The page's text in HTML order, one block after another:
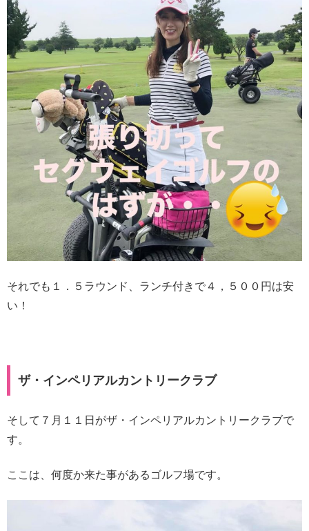
それでも１．５ラウンド、ランチ付きで４，５００円は安
い！
ザ・インペリアルカントリークラブ
そして７月１１日がザ・インペリアルカントリークラブで
す。
ここは、何度か来た事があるゴルフ場です。